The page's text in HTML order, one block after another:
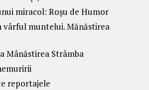
miracol: Roșu de Humor
vârful muntelui. Mănăstirea
Mânăstirea Strâmba
reportajele